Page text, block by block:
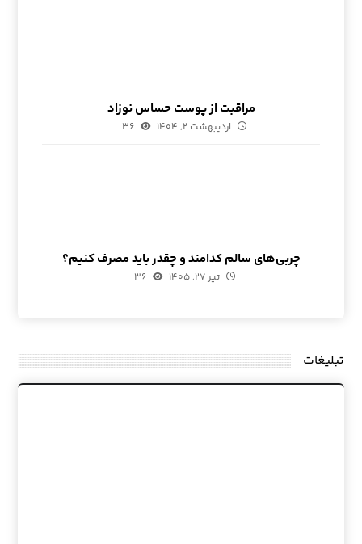
مراقبت از پوست حساس نوزاد
اردیبهشت ۲, ۱۴۰۴ ۳۶
چربی‌های سالم کدامند و چقدر باید مصرف کنیم؟
تیر ۲۷, ۱۴۰۵ ۳۶
تبلیغات